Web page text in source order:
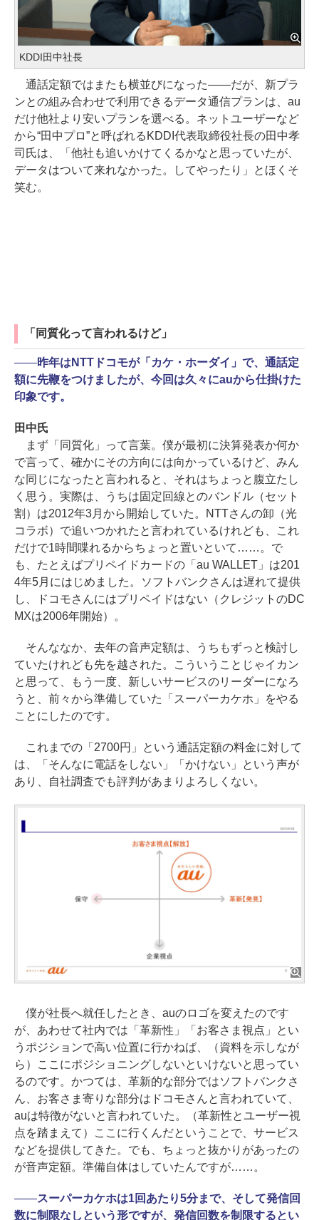
KDDI田中社長
通話定額ではまたも横並びになった――だが、新プラ
ンとの組み合わせで利用できるデータ通信プランは、au
だけ他社より安いプランを選べる。ネットユーザーなど
から“田中プロ”と呼ばれるKDDI代表取締役社長の田中孝
司氏は、「他社も追いかけてくるかなと思っていたが、
データはついて来れなかった。してやったり」とほくそ
笑む。
「同質化って言われるけど」
――昨年はNTTドコモが「カケ・ホーダイ」で、通話定
額に先鞭をつけましたが、今回は久々にauから仕掛けた
印象です。
田中氏
まず「同質化」って言葉。僕が最初に決算発表か何か
で言って、確かにその方向には向かっているけど、みん
な同じになったと言われると、それはちょっと腹立たし
く思う。実際は、うちは固定回線とのバンドル（セット
割）は2012年3月から開始していた。NTTさんの卸（光
コラボ）で追いつかれたと言われているけれども、これ
だけで1時間喋れるからちょっと置いといて……。で
も、たとえばプリペイドカードの「au WALLET」は201
4年5月にはじめました。ソフトバンクさんは遅れて提供
し、ドコモさんにはプリペイドはない（クレジットのDC
MXは2006年開始）。
そんななか、去年の音声定額は、うちもずっと検討し
ていたけれども先を越された。こういうことじゃイカン
と思って、もう一度、新しいサービスのリーダーになろ
うと、前々から準備していた「スーパーカケホ」をやる
ことにしたのです。
これまでの「2700円」という通話定額の料金に対して
は、「そんなに電話をしない」「かけない」という声が
あり、自社調査でも評判があまりよろしくない。
僕が社長へ就任したとき、auのロゴを変えたのです
が、あわせて社内では「革新性」「お客さま視点」とい
うポジションで高い位置に行かねば、（資料を示しなが
ら）ここにポジショニングしないといけないと思ってい
るのです。かつては、革新的な部分ではソフトバンクさ
ん、お客さま寄りな部分はドコモさんと言われていて、
auは特徴がないと言われていた。（革新性とユーザー視
点を踏まえて）ここに行くんだということで、サービス
などを提供してきた。でも、ちょっと抜かりがあったの
が音声定額。準備自体はしていたんですが……。
――スーパーカケホは1回あたり5分まで、そして発信回
数に制限なしという形ですが、発信回数を制限するとい